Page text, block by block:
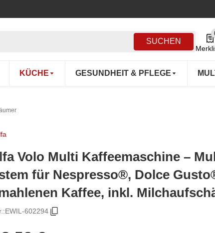
SUCHEN
0
KÜCHE GESUNDHEIT & PFLEGE
Volo Multi Kaffeemaschine –
für Nespresso®, Dolce
Kaffee, inkl.
EWIL-602294